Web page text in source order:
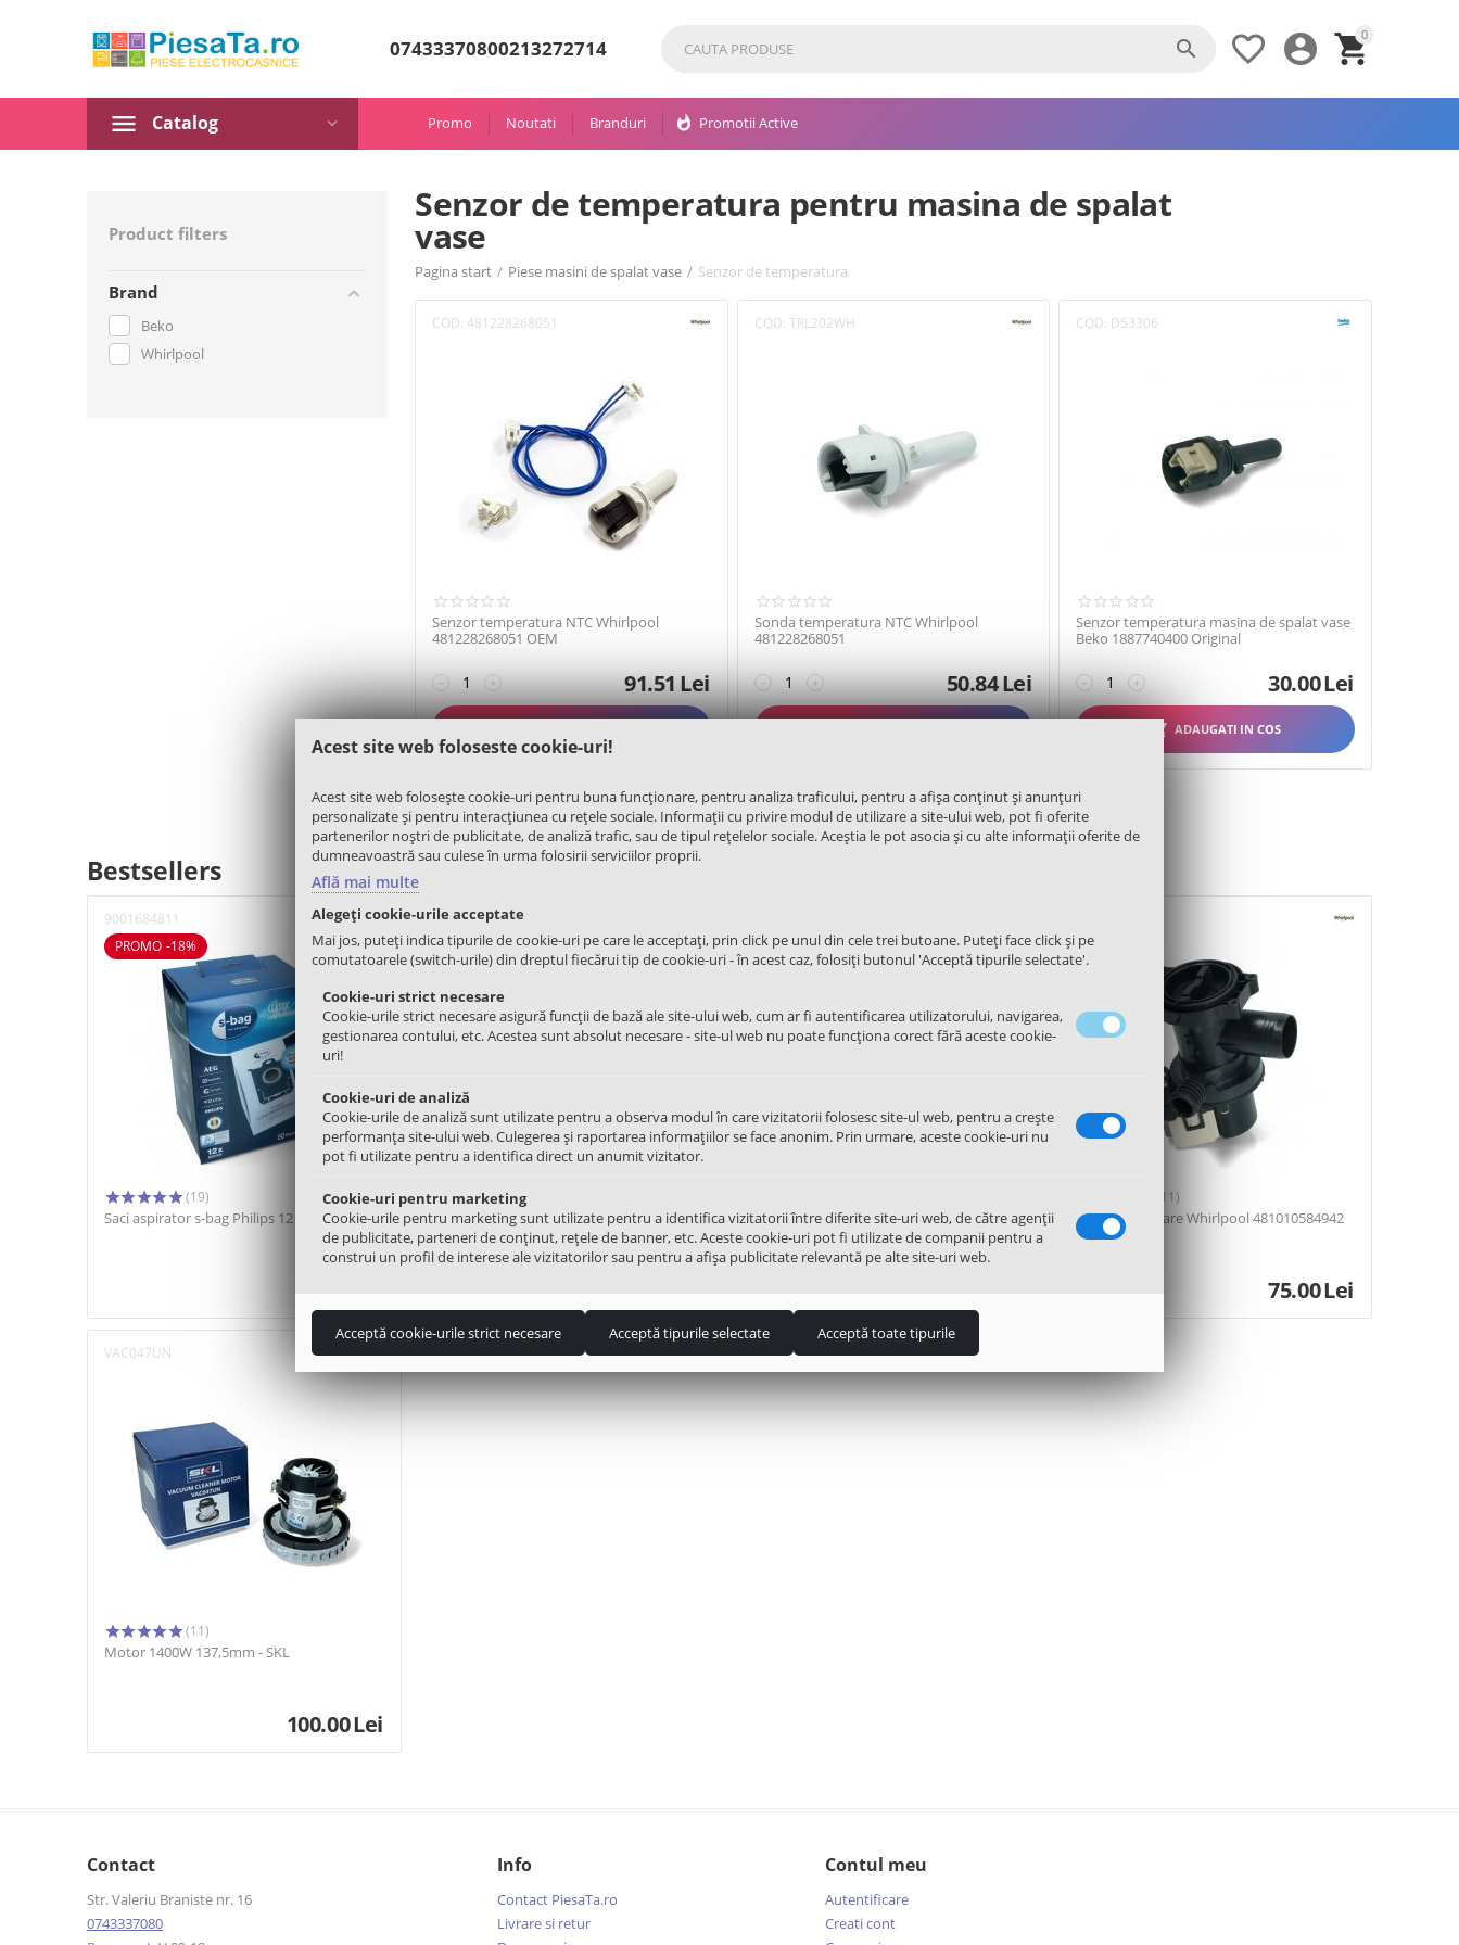
07433370800213272714
0




Catalog Promo Noutati Branduri whatshot Promotii Active
Product filters
Brand
Beko
Whirlpool
Senzor de temperatura pentru masina de spalat
vase
Pagina start / Piese masini de spalat vase / Senzor de temperatura
COD: 481228268051
Senzor temperatura NTC Whirlpool
481228268051 OEM
+
− 91.51Lei
COD: TRL202WH
Sonda temperatura NTC Whirlpool
481228268051
+
− 50.84Lei
COD: D53306
Senzor temperatura masina de spalat vase
Beko 1887740400 Original
+
− 30.00Lei
ADAUGATI IN COS
Bestsellers
9001684811
PROMO -18%
(19)
Saci aspirator s-bag Philips 12 buc
PMP000UN
(15)
Pompa evacuare apa Askoll M325 40W
Cupru
Generator scanteie 4 arzatoare
(11)
Pompa evacuare Whirlpool 481010584942
75.00Lei
VAC047UN
(11)
Motor 1400W 137,5mm - SKL
100.00Lei
Contact
Str. Valeriu Braniste nr. 16
0743337080
Info
Contact PiesaTa.ro
Livrare si retur
Contul meu
Autentificare
Creati cont
Acest site web foloseste cookie-uri!
Acest site web folosește cookie-uri pentru buna funcționare, pentru analiza traficului, pentru a afișa conținut și anunțuri
personalizate și pentru interacțiunea cu rețele sociale. Informații cu privire modul de utilizare a site-ului web, pot fi oferite
partenerilor noștri de publicitate, de analiză trafic, sau de tipul rețelelor sociale. Aceștia le pot asocia și cu alte informații oferite de
dumneavoastră sau culese în urma folosirii serviciilor proprii.
Află mai multe
Alegeți cookie-urile acceptate
Mai jos, puteți indica tipurile de cookie-uri pe care le acceptați, prin click pe unul din cele trei butoane. Puteți face click și pe
comutatoarele (switch-urile) din dreptul fiecărui tip de cookie-uri - în acest caz, folosiți butonul 'Acceptă tipurile selectate'.
Cookie-uri strict necesare
Cookie-urile strict necesare asigură funcții de bază ale site-ului web, cum ar fi autentificarea utilizatorului, navigarea,
gestionarea contului, etc. Acestea sunt absolut necesare - site-ul web nu poate funcționa corect fără aceste cookie-
uri!
Cookie-uri de analiză
Cookie-urile de analiză sunt utilizate pentru a observa modul în care vizitatorii folosesc site-ul web, pentru a crește
performanța site-ului web. Culegerea și raportarea informațiilor se face anonim. Prin urmare, aceste cookie-uri nu
pot fi utilizate pentru a identifica direct un anumit vizitator.
Cookie-uri pentru marketing
Cookie-urile pentru marketing sunt utilizate pentru a identifica vizitatorii între diferite site-uri web, de către agenții
de publicitate, parteneri de conținut, rețele de banner, etc. Aceste cookie-uri pot fi utilizate de companii pentru a
construi un profil de interese ale vizitatorilor sau pentru a afișa publicitate relevantă pe alte site-uri web.
Acceptă cookie-urile strict necesare Acceptă tipurile selectate Acceptă toate tipurile